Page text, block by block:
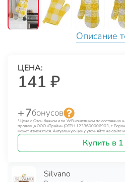
Описание
ЦЕНА:
141 ₽
+ 7бонусов
*Цена с Озон банком или WB кошельком по состоянию
продавца ООО «Прайм» (ОГРН 1233600006903, г.
может изменяться. Актуальную цену уточняйте на сайте
Купить в
Silvano